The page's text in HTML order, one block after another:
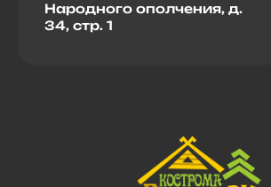
Народного ополчения, д.
34, стр. 1